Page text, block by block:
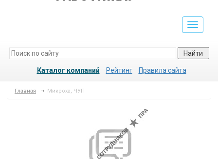
Toggle
Найти
Каталог компаний Рейтинг Правила сайта
Главная Микроха, ЧУП